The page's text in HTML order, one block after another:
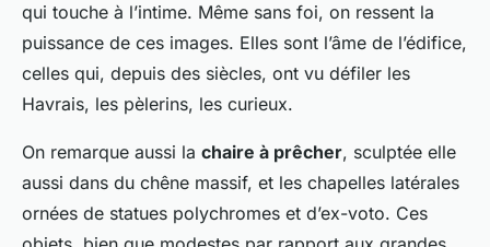
qui touche à l’intime. Même sans foi, on ressent la
puissance de ces images. Elles sont l’âme de l’édifice,
celles qui, depuis des siècles, ont vu défiler les
Havrais, les pèlerins, les curieux.
On remarque aussi la chaire à prêcher, sculptée elle
aussi dans du chêne massif, et les chapelles latérales
ornées de statues polychromes et d’ex-voto. Ces